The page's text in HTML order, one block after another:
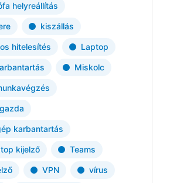
helyreállítás
kiszállás
hitelesítés Laptop
Miskolc
karbantartás
kijelző Teams
VPN vírus